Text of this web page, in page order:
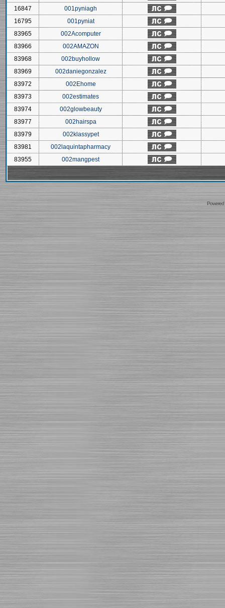
16847
001pyniagh
16795
001pyniat
83965
002Acomputer
83966
002AMAZON
83968
002buyhollow
83969
002daniegonzalez
83972
002Ehome
83973
002estimates
83974
002glowbeauty
83977
002hairspa
83979
002klassypet
83981
002laquintapharmacy
83955
002mangpest